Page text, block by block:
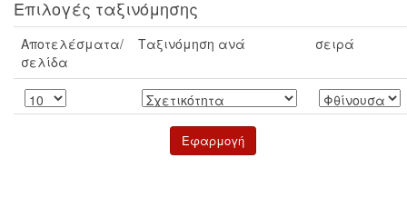
Επιλογές ταξινόμησης
Αποτελέσματα/
σελίδα
Ταξινόμηση ανά σειρά